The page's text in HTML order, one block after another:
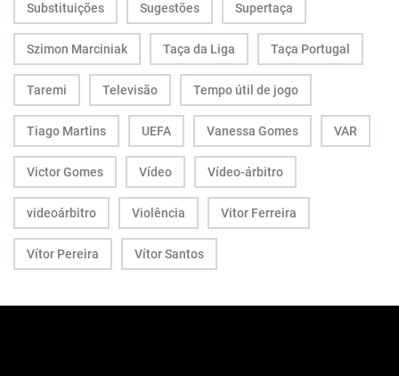
Substituições Sugestões Supertaça
Szimon Marciniak Taça da Liga Taça Portugal
Taremi Televisão Tempo útil de jogo
Tiago Martins UEFA Vanessa Gomes VAR
Victor Gomes Vídeo Vídeo-árbitro
videoárbitro Violência Vitor Ferreira
Vítor Pereira Vítor Santos